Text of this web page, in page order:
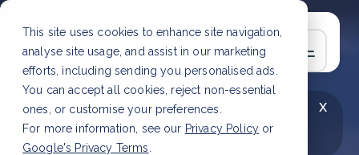
This site uses cookies to enhance site navigation,
analyse site usage, and assist in our marketing
efforts, including sending you personalised ads.
You can accept all cookies, reject non-essential
ones, or customise your preferences.
For more information, see our Privacy Policy or
Google's Privacy Terms
x
LAATSTE ARTIKEL
CSRD en uw positie als
leverancier: wat verandert er in 2026?Lees
artikel